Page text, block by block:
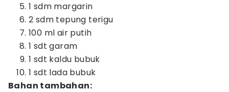
1 sdm margarin
2 sdm tepung terigu
100 ml air putih
1 sdt garam
1 sdt kaldu bubuk
1 sdt lada bubuk
Bahan tambahan: